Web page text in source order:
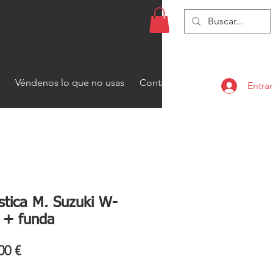
Véndenos lo que no usas Contacto Entrar
M. Suzuki W-
+ funda
€Precio